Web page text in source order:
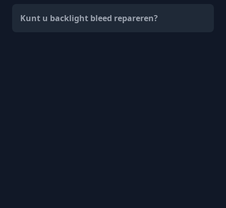
Kunt u backlight bleed repareren?